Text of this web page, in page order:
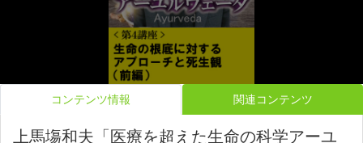
コンテンツ情報 関連コンテンツ
上馬塲和夫「医療を超えた生命の科学アーユ